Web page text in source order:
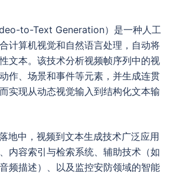
to-Text Generation）是一种人工
计算机视觉和自然语言处理，自动将
文本。该技术分析视频帧序列中的视
作、场景和事件等元素，并生成连贯
实现从动态视觉输入到结构化文本输
地中，视频到文本生成技术广泛应用
内容索引与检索系统、辅助技术（如
频描述）、以及监控安防领域的智能